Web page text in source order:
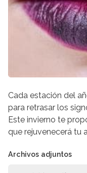
Cada estación del
para retrasar los
Este invierno te
que rejuvenecerá tu
Archivos adjuntos